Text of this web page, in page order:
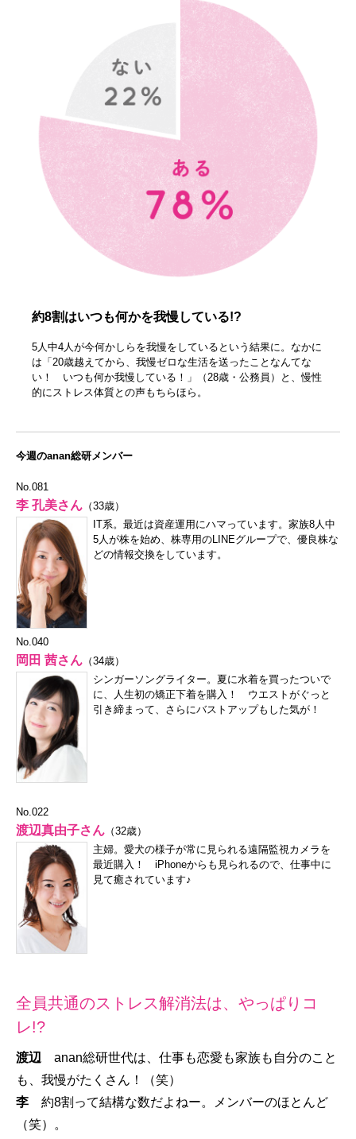
約8割はいつも何かを我慢している!?
5人中4人が今何かしらを我慢をしているという結果に。なかに
は「20歳越えてから、我慢ゼロな生活を送ったことなんてな
い！ いつも何か我慢している！」（28歳・公務員）と、慢性
的にストレス体質との声もちらほら。
今週のanan総研メンバー
No.081
李 孔美さん （33歳）
IT系。最近は資産運用にハマっています。家族8人中
5人が株を始め、株専用のLINEグループで、優良株な
どの情報交換をしています。
No.040
岡田 茜さん （34歳）
シンガーソングライター。夏に水着を買ったついで
に、人生初の矯正下着を購入！ ウエストがぐっと
引き締まって、さらにバストアップもした気が！
No.022
渡辺真由子さん （32歳）
主婦。愛犬の様子が常に見られる遠隔監視カメラを
最近購入！ iPhoneからも見られるので、仕事中に
見て癒されています♪
全員共通のストレス解消法は、やっぱりコ
レ!?
渡辺 anan総研世代は、仕事も恋愛も家族も自分のこと
も、我慢がたくさん！（笑）
李 約8割って結構な数だよねー。メンバーのほとんど
（笑）。